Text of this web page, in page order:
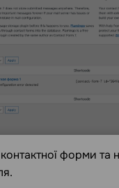
форми та